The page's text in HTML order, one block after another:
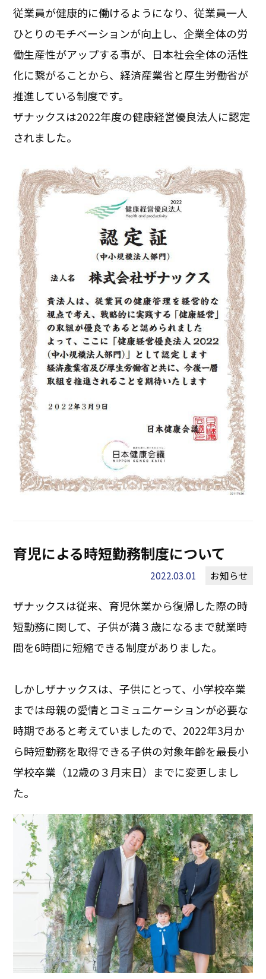
従業員が健康的に働けるようになり、従業員一人
ひとりのモチベーションが向上し、企業全体の労
働生産性がアップする事が、日本社会全体の活性
化に繋がることから、経済産業省と厚生労働省が
推進している制度です。
ザナックスは2022年度の健康経営優良法人に認定
されました。
育児による時短勤務制度について
2022.03.01 お知らせ
ザナックスは従来、育児休業から復帰した際の時
短勤務に関して、子供が満３歳になるまで就業時
間を6時間に短縮できる制度がありました。
しかしザナックスは、子供にとって、小学校卒業
までは母親の愛情とコミュニケーションが必要な
時期であると考えていましたので、2022年3月か
ら時短勤務を取得できる子供の対象年齢を最長小
学校卒業（12歳の３月末日）までに変更しまし
た。